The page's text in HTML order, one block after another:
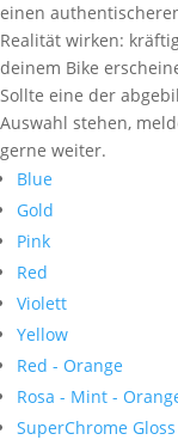
einen
Realität wirken:
deinem Bike
Sollte eine der
Auswahl stehen,
gerne weiter.
Blue
Gold
Pink
Red
Violett
Yellow
Red - Orange
Rosa - Mint -
SuperChrome Gloss